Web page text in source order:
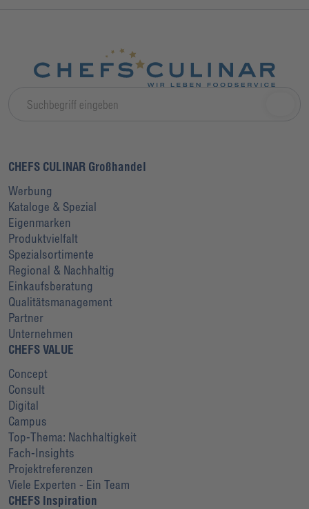
CHEFS CULINAR Großhandel
Werbung
Kataloge & Spezial
Eigenmarken
Produktvielfalt
Spezialsortimente
Regional & Nachhaltig
Einkaufsberatung
Qualitätsmanagement
Partner
Unternehmen
CHEFS VALUE
Concept
Consult
Digital
Campus
Top-Thema: Nachhaltigkeit
Fach-Insights
Projektreferenzen
Viele Experten - Ein Team
CHEFS Inspiration